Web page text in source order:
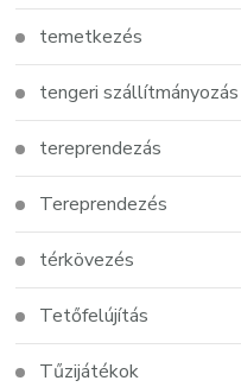
temetkezés
tengeri szállítmányozás
tereprendezás
Tereprendezés
térkövezés
Tetőfelújítás
Tűzijátékok